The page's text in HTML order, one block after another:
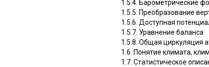
1.5.4. Барометрические
1.5.5. Преобразование
1.5.6. Доступная
1.5.7. Уравнение баланса
1.5.8. Общая циркуляция
1.6. Понятие климата,
1.7. Статистическое